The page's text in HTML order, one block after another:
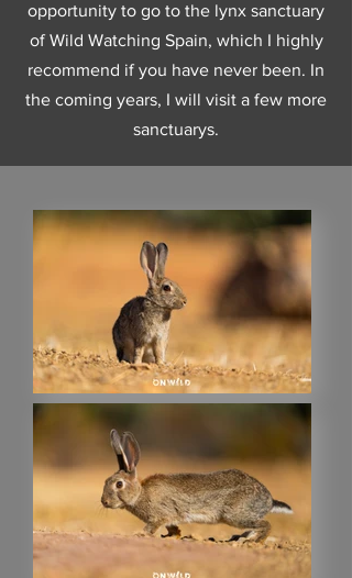
opportunity to go to the lynx sanctuary
of Wild Watching Spain, which I highly
recommend if you have never been. In
the coming years, I will visit a few more
sanctuarys.